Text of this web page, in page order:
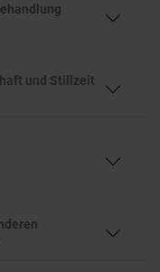
und Stillzeit